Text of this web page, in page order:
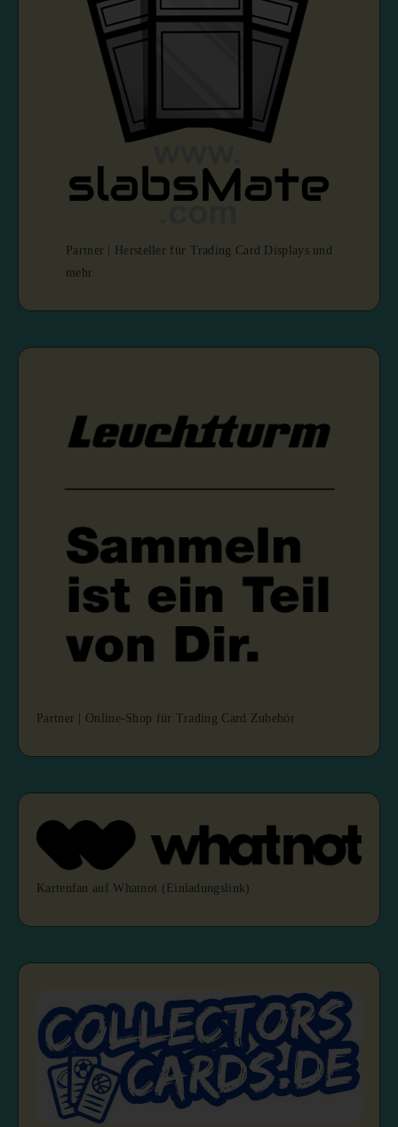
Partner | Hersteller für Trading Card Displays und
mehr
Partner | Online-Shop für Trading Card Zubehör
Kartenfan auf Whatnot (Einladungslink)